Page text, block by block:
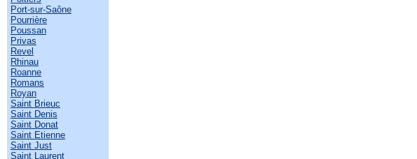
Port-sur-Saône
Pourrière
Poussan
Privas
Revel
Rhinau
Roanne
Romans
Royan
Saint Brieuc
Saint Denis
Saint Donat
Saint Etienne
Saint Just
Saint Laurent